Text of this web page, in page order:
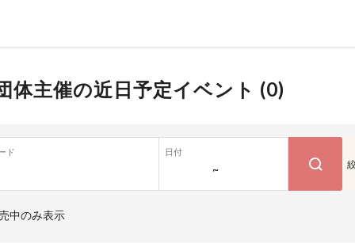
体主催の近日予定イベント (0)
ド 日付
~
中のみ表示